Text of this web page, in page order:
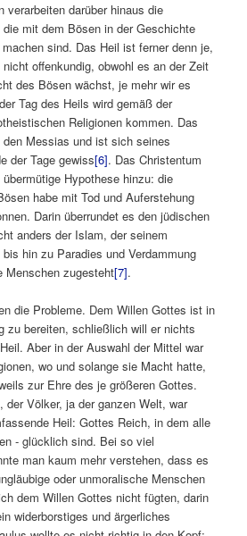
verarbeiten darüber hinaus die
die mit dem Bösen in der Geschichte
sind. Das Heil ist ferner denn je,
offenkundig, obwohl es an der Zeit
des Bösen wächst, je mehr wir es
Tag des Heils wird gemäß der
Religionen kommen. Das
Messias und ist sich seines
der Tage gewiss[6]. Das Christentum
Hypothese hinzu: die
habe mit Tod und Auferstehung
Darin überrundet es den jüdischen
anders der Islam, der seinem
hin zu Paradies und Verdammung
Menschen zugesteht[7].
die Probleme. Dem Willen Gottes ist in
zu bereiten, schließlich will er nichts
Aber in der Auswahl der Mittel war
wo und solange sie Macht hatte,
zur Ehre des je größeren Gottes.
der Völker, ja der ganzen Welt, war
Heil: Gottes Reich, in dem alle
‑ glücklich sind. Bei so viel
man kaum mehr verstehen, dass es
oder unmoralische Menschen
dem Willen Gottes nicht fügten, darin
widerborstiges und ärgerliches